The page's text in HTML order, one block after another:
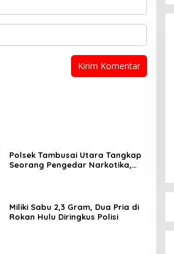
Polsek Tambusai Utara Tangkap
Seorang Pengedar Narkotika,
Miliki Sabu 2,3 Gram, Dua Pria di
Rokan Hulu Diringkus Polisi